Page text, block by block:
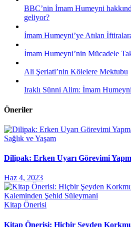
BBC’nin İmam Humeyni
geliyor?
İmam Humeyni’ye Atılan
İmam Humeyni’nin Mücadele
Ali Şeriati’nin Kölelere Mektubu
Iraklı Sünni Alim: İmam
Öneriler
Sağlık ve Yaşam
Dilipak: Erken Uyarı Görevimi
Haz 4, 2023
Kitap Önerisi
Kitap Önerisi: Hiçbir Şeyden